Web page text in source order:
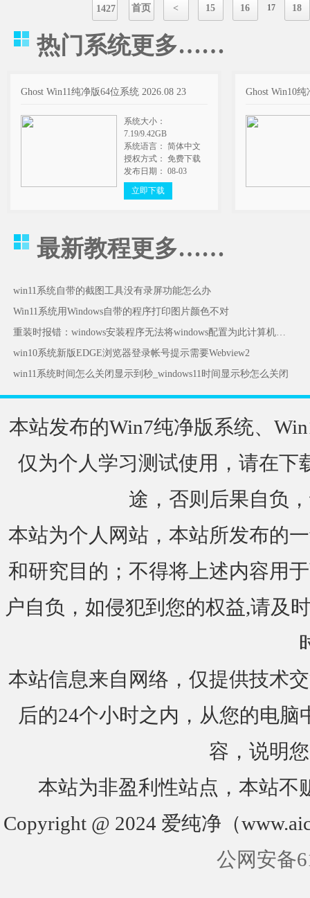
1427 首页 < 15 16 17 18
热门系统更多……
Ghost Win11纯净版64位系统 2026.08 23
系统大小：
7.19/9.42GB
系统语言： 简体中文
授权方式： 免费下载
发布日期： 08-03
立即下载
Ghost Win10
最新教程更多……
win11系统自带的截图工具没有录屏功能怎么办
Win11系统用Windows自带的程序打印图片颜色不对
重装时报错：windows安装程序无法将windows配置为此计算机的硬件运行怎么办
win10系统新版EDGE浏览器登录帐号提示需要Webview2
win11系统时间怎么关闭显示到秒_windows11时间显示秒怎么关闭
本站发布的Win7纯净版系统、
仅为个人学习测试使用，请在下
途，否则后果自负
本站为个人网站，本站所发布的
和研究目的；不得将上述内容用
户自负，如侵犯到您的权益,请及
本站信息来自网络，仅提供技术
后的24个小时之内，从您的电
容，说明
本站为非盈利性站点，本站不
Copyright @ 2024 爱纯净（
公网安备